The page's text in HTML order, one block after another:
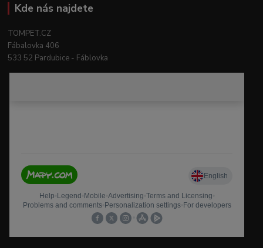
Kde nás najdete
TOMPET.CZ
Fábalovka 406
533 52 Pardubice - Fáblovka